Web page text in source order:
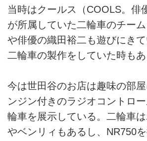
当時はクールス（COOLS。俳
が所属していた二輪車のチー
や俳優の織田裕二も遊びにき
二輪車の製作をしていた時もあ
今は世田谷のお店は趣味の部
ンジン付きのラジオコントロ
輪車を展示している。二輪車
やベンリィもあるし、NR750